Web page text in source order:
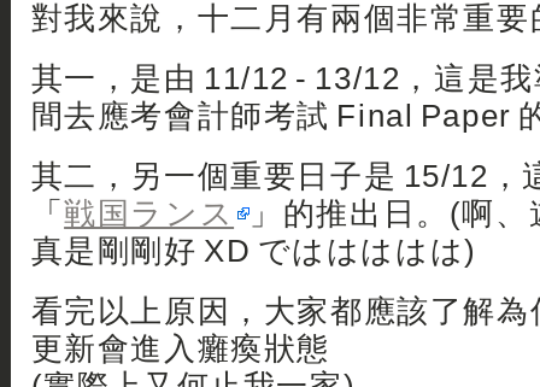
對我來說，十二月有兩個非常重要
其一，是由 11/12 - 13/12，這是
間去應考會計師考試 Final Paper
其二，另一個重要日子是 15/12，
「戦国ランス
」的推出日。(啊
真是剛剛好 XD でははははは)
看完以上原因，大家都應該了解為
更新會進入癱瘓狀態